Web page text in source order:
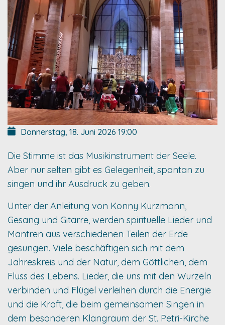
Donnerstag, 18. Juni 2026 19:00
Die Stimme ist das Musikinstrument der Seele.
Aber nur selten gibt es Gelegenheit, spontan zu
singen und ihr Ausdruck zu geben.
Unter der Anleitung von Konny Kurzmann,
Gesang und Gitarre, werden spirituelle Lieder und
Mantren aus verschiedenen Teilen der Erde
gesungen. Viele beschäftigen sich mit dem
Jahreskreis und der Natur, dem Göttlichen, dem
Fluss des Lebens. Lieder, die uns mit den Wurzeln
verbinden und Flügel verleihen durch die Energie
und die Kraft, die beim gemeinsamen Singen in
dem besonderen Klangraum der St. Petri-Kirche